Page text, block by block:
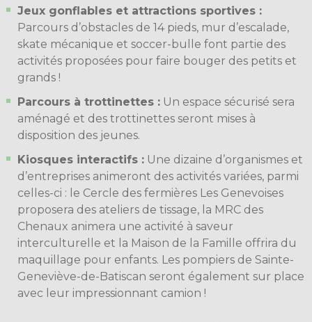
Jeux gonflables et attractions sportives :
Parcours d’obstacles de 14 pieds, mur d’escalade,
skate mécanique et soccer-bulle font partie des
activités proposées pour faire bouger des petits et
grands !
Parcours à trottinettes : Un espace sécurisé sera
aménagé et des trottinettes seront mises à
disposition des jeunes.
Kiosques interactifs : Une dizaine d’organismes et
d’entreprises animeront des activités variées, parmi
celles-ci : le Cercle des fermières Les Genevoises
proposera des ateliers de tissage, la MRC des
Chenaux animera une activité à saveur
interculturelle et la Maison de la Famille offrira du
maquillage pour enfants. Les pompiers de Sainte-
Geneviève-de-Batiscan seront également sur place
avec leur impressionnant camion !